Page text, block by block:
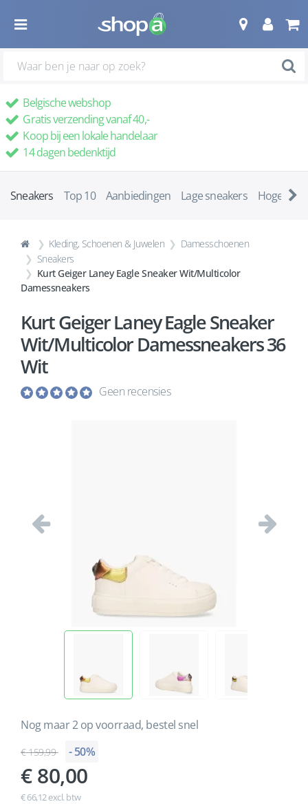
Belgische webshop
Gratis verzending vanaf 40,-
Koop bij een lokale handelaar
14 dagen bedenktijd
Sneakers Top 10 Aanbiedingen Lage sneakers Hoge
Kleding, Schoenen & Juwelen
Damesschoenen
Sneakers
Kurt Geiger Laney Eagle Sneaker Wit/Multicolor
Damessneakers
Kurt Geiger Laney Eagle Sneaker
Wit/Multicolor Damessneakers 36
Wit
Geen recensies
Vorige
Nog maar 2 op voorraad, bestel snel
159,99 - 50%
80,00
€ 66,12 excl. btw